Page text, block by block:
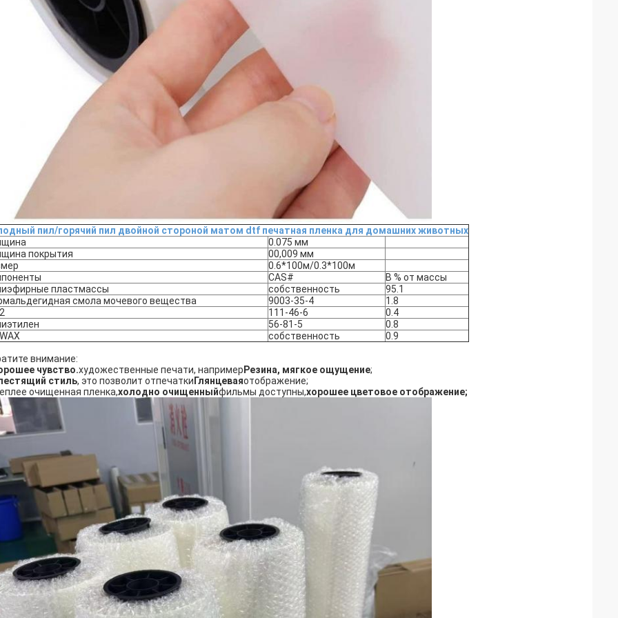
пил/горячий пил двойной стороной матом dtf печатная пленка для домашних животных
0.075 мм
покрытия
00,009 мм
0.6*100м/0.3*100м
CAS#
В % от массы
пластмассы
собственность
95.1
смола мочевого вещества
9003-35-4
1.8
111-46-6
0.4
56-81-5
0.8
собственность 0.9
внимание:
чувство.художественные печати, например Резина, мягкое ощущение;
стиль, это позволит отпечатки Глянцеваяотображение;
очищенная пленка,холодно очищенныйфильмы доступны,хорошее цветовое отображение;